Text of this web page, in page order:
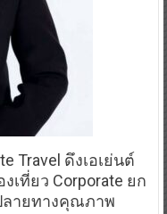
Travel ดึงเอเย่นต์
เที่ยว Corporate ยก
ายทางคุณภาพ